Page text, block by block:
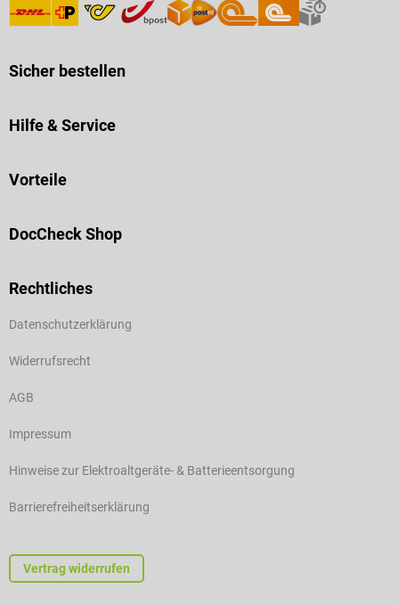
Sicher bestellen
Hilfe & Service
Vorteile
DocCheck Shop
Rechtliches
Datenschutzerklärung
Widerrufsrecht
AGB
Impressum
Hinweise zur Elektroaltgeräte- & Batterieentsorgung
Barrierefreiheitserklärung
Vertrag widerrufen